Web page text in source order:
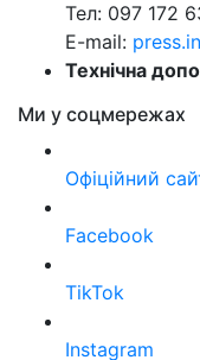
Тел: 097 172
E-mail:
Технічна
Ми у соцмережах
Офіційний
Facebook
TikTok
Instagram